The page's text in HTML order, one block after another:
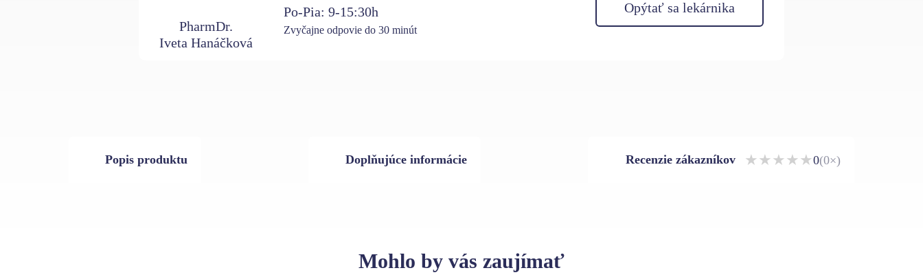
PharmDr.
Iveta Hanáčková
Po-Pia: 9-15:30h
Zvyčajne odpovie do 30 minút
Opýtať sa lekárnika
Popis produktu Doplňujúce informácie Recenzie zákazníkov ★★★★★0(0×)
Mohlo by vás zaujímať